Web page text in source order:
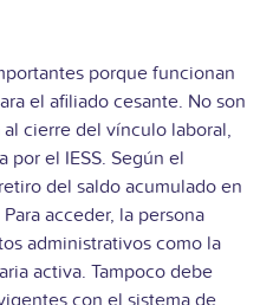
porque funcionan
el afiliado cesante. No son
cierre del vínculo laboral,
por el IESS. Según el
del saldo acumulado en
acceder, la persona
administrativos como la
activa. Tampoco debe